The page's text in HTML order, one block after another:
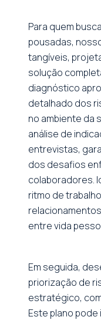
Para quem
pousadas,
tangíveis,
solução
diagnóstico
detalhado dos
no ambiente da
análise de
entrevistas,
dos desafios
colaboradores.
ritmo de
entre vida
Em seguida,
priorização de
estratégico,
Este plano